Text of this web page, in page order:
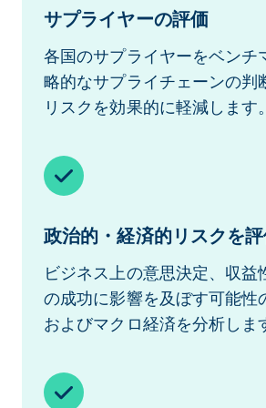
サプライヤーの評価
各国のサプライヤーをベンチ
略的なサプライチェーンの判
リスクを効果的に軽減します。
政治的・経済的リスクを
ビジネス上の意思決定、収益
の成功に影響を及ぼす可能性
およびマクロ経済を分析しま